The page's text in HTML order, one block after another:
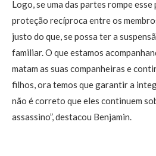
Logo, se uma das partes rompe
proteção recíproca entre os
justo do que, se possa ter a
familiar. O que estamos
matam as suas companheiras e
filhos, ora temos que garantir a
não é correto que eles continuem
assassino”, destacou Benjamin.